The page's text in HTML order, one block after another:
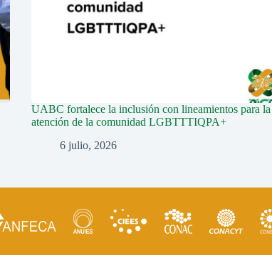
UABC fortalece la inclusión con lineamientos para la
atención de la comunidad LGBTTTIQPA+
6 julio, 2026